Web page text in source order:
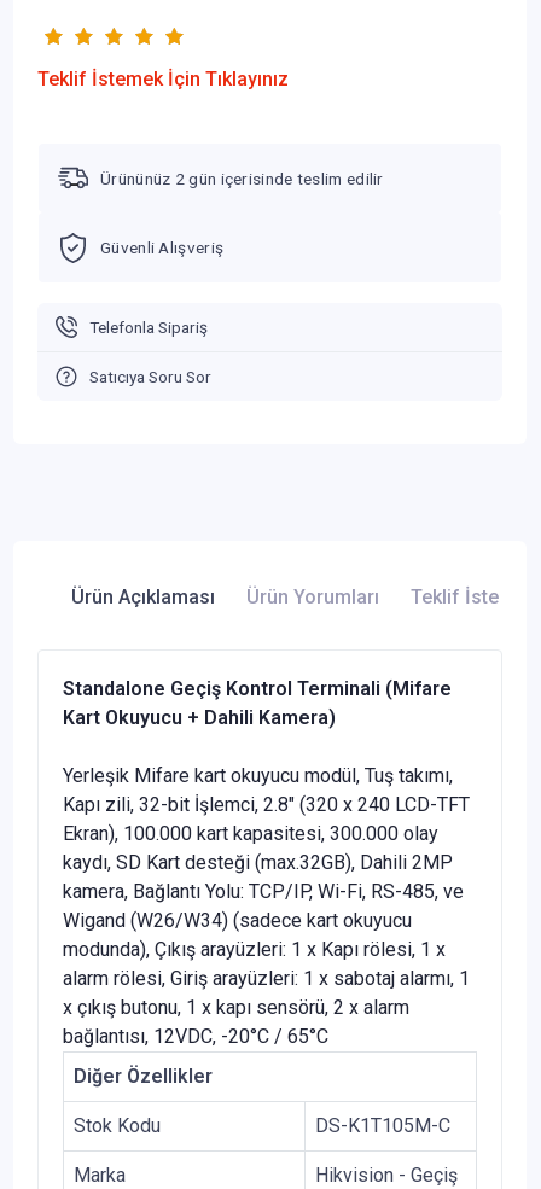
Teklif İstemek İçin Tıklayınız
Ürününüz 2 gün içerisinde teslim edilir
Güvenli Alışveriş
Telefonla Sipariş
Satıcıya Soru Sor
Ürün Açıklaması Ürün Yorumları Teklif İste
Standalone Geçiş Kontrol Terminali (Mifare
Kart Okuyucu + Dahili Kamera)
Yerleşik Mifare kart okuyucu modül, Tuş takımı,
Kapı zili, 32-bit İşlemci, 2.8" (320 x 240 LCD-TFT
Ekran), 100.000 kart kapasitesi, 300.000 olay
kaydı, SD Kart desteği (max.32GB), Dahili 2MP
kamera, Bağlantı Yolu: TCP/IP, Wi-Fi, RS-485, ve
Wigand (W26/W34) (sadece kart okuyucu
modunda), Çıkış arayüzleri: 1 x Kapı rölesi, 1 x
alarm rölesi, Giriş arayüzleri: 1 x sabotaj alarmı, 1
x çıkış butonu, 1 x kapı sensörü, 2 x alarm
bağlantısı, 12VDC, -20°C / 65°C
Diğer Özellikler
Stok Kodu DS-K1T105M-C
Marka
Hikvision - Geçiş